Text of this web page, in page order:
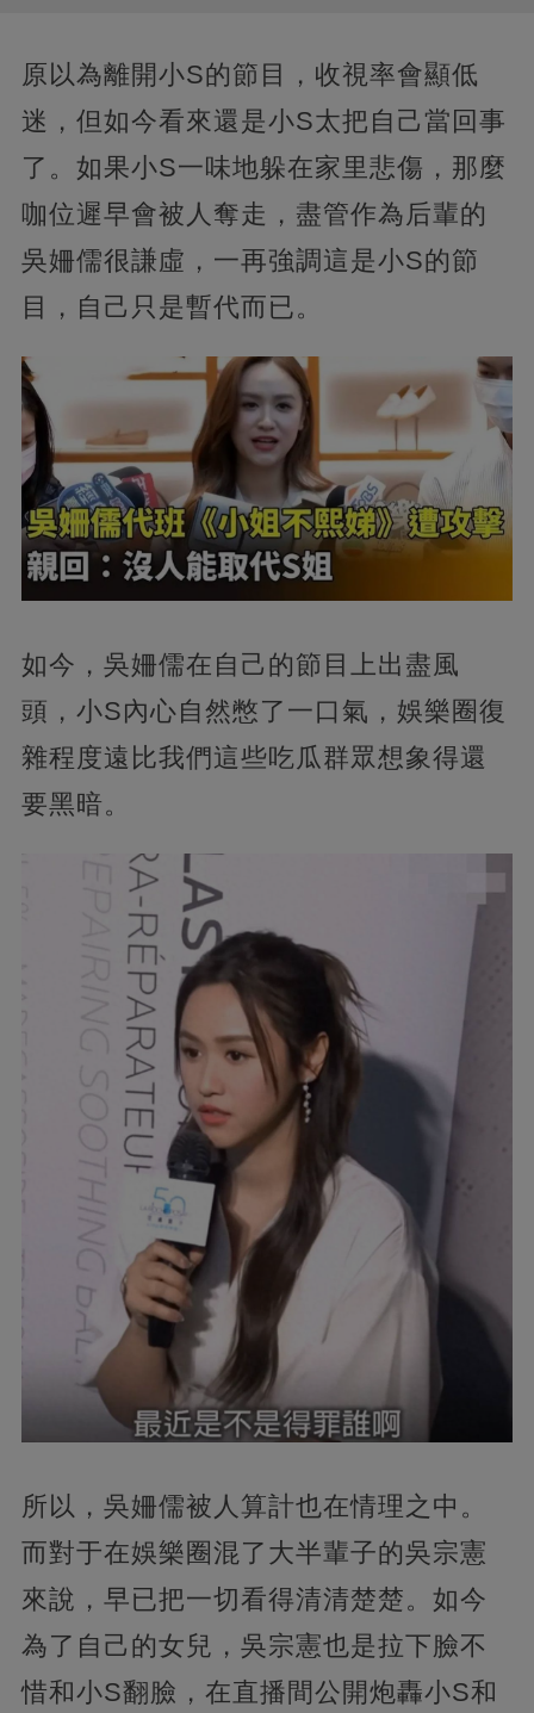
原以為離開小S的節目，收視率會顯低
迷，但如今看來還是小S太把自己當回事
了。如果小S一味地躲在家里悲傷，那麼
咖位遲早會被人奪走，盡管作為后輩的
吳姍儒很謙虛，一再強調這是小S的節
目，自己只是暫代而已。
如今，吳姍儒在自己的節目上出盡風
頭，小S內心自然憋了一口氣，娛樂圈復
雜程度遠比我們這些吃瓜群眾想象得還
要黑暗。
所以，吳姍儒被人算計也在情理之中。
而對于在娛樂圈混了大半輩子的吳宗憲
來說，早已把一切看得清清楚楚。如今
為了自己的女兒，吳宗憲也是拉下臉不
惜和小S翻臉，在直播間公開炮轟小S和